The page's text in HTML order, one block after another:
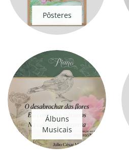
Pôsteres
Álbuns
Musicais